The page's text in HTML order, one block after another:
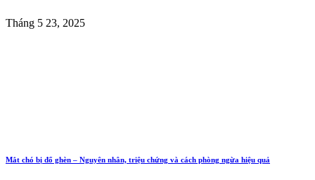
Tháng 5 23, 2025
Mắt chó bị đổ ghèn – Nguyên nhân, triệu chứng và cách phòng ngừa hiệu quả